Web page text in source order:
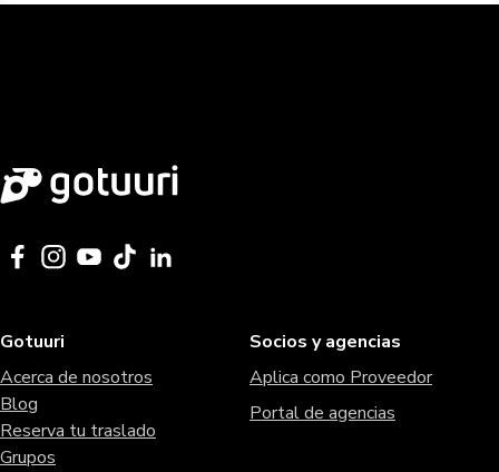
Gotuuri
Acerca de nosotros
Blog
Reserva tu traslado
Grupos
Socios y agencias
Aplica como Proveedor
Portal de agencias